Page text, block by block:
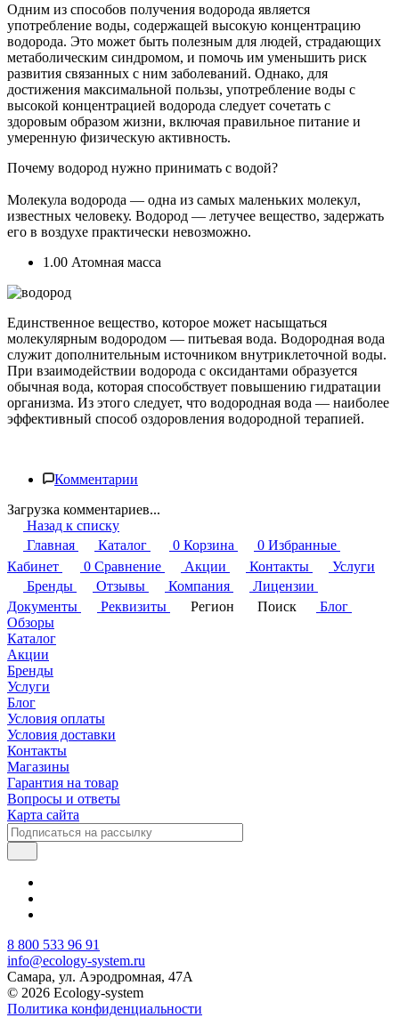
Одним из способов получения водорода является
употребление воды, содержащей высокую концентрацию
водорода. Это может быть полезным для людей, страдающих
метаболическим синдромом, и помочь им уменьшить риск
развития связанных с ним заболеваний. Однако, для
достижения максимальной пользы, употребление воды с
высокой концентрацией водорода следует сочетать с
здоровым образом жизни, включая правильное питание и
умеренную физическую активность.
Почему водород нужно принимать с водой?
Молекула водорода — одна из самых маленьких молекул,
известных человеку. Водород — летучее вещество, задержать
его в воздухе практически невозможно.
1.00 Атомная масса
Единственное вещество, которое может насыщаться
молекулярным водородом — питьевая вода. Водородная вода
служит дополнительным источником внутриклеточной воды.
При взаимодействии водорода с оксидантами образуется
обычная вода, которая способствует повышению гидратации
организма. Из этого следует, что водородная вода — наиболее
эффективный способ оздоровления водородной терапией.
Комментарии
Загрузка комментариев...
Назад к списку
Главная
Каталог 0 Корзина 0 Избранные
Кабинет
0 Сравнение Акции Контакты
Услуги
Бренды
Отзывы Компания
Лицензии
Документы
Реквизиты Регион Поиск
Блог
Обзоры
Каталог
Акции
Бренды
Услуги
Блог
Условия оплаты
Условия доставки
Контакты
Магазины
Гарантия на товар
Вопросы и ответы
Карта сайта
8 800 533 96 91
info@ecology-system.ru
Самара, ул. Аэродромная, 47А
© 2026 Ecology-system
Политика конфиденциальности